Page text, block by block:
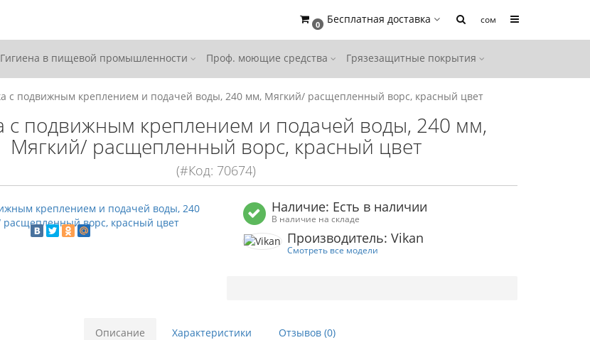
0 Бесплатная доставка сом
Гигиена в пищевой промышленности Проф. моющие средства Грязезащитные покрытия
с подвижным креплением и подачей воды, 240 мм, Мягкий/ расщепленный ворс, красный цвет
с подвижным креплением и подачей воды, 240 мм,
Мягкий/ расщепленный ворс, красный цвет
(#Код: 70674)
Наличие: Есть в наличии
В наличие на складе
Производитель: Vikan
Смотреть все модели
Описание Характеристики Отзывов (0)